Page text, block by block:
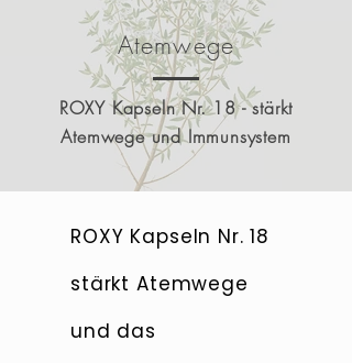
Atemwege
ROXY Kapseln Nr. 18 - stärkt
Atemwege und Immunsystem
ROXY Kapseln Nr. 18
stärkt Atemwege
und das